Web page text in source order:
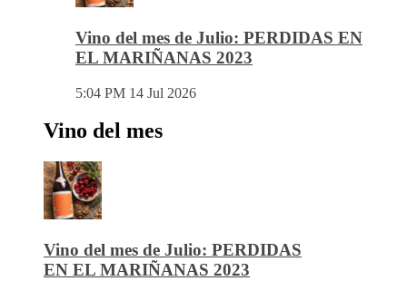
Vino del mes de Julio: PERDIDAS EN
EL MARIÑANAS 2023
5:04 PM 14 Jul 2026
Vino del mes
Vino del mes de Julio: PERDIDAS
EN EL MARIÑANAS 2023